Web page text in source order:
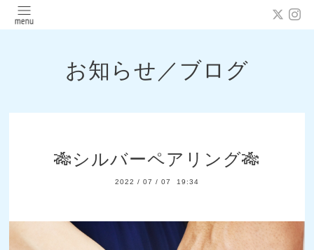
お知らせ／ブログ
🎋シルバーペアリング🎋
2022 / 07 / 07 19:34